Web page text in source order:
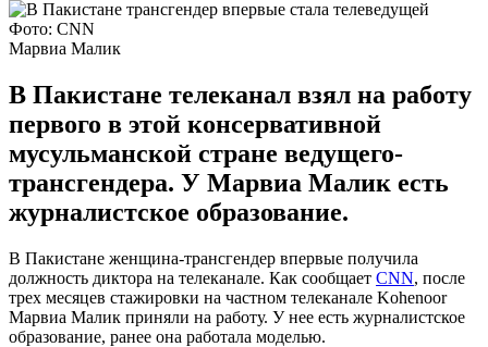
Фото: СNN
Марвиа Малик
В Пакистане телеканал взял на работу
первого в этой консервативной
мусульманской стране ведущего-
трансгендера. У Марвиа Малик есть
журналистское образование.
В Пакистане женщина-трансгендер впервые получила
должность диктора на телеканале. Как сообщает CNN, после
трех месяцев стажировки на частном телеканале Kohenoor
Марвиа Малик приняли на работу. У нее есть журналистское
образование, ранее она работала моделью.